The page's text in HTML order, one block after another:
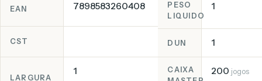
EAN 7898583260408
CST
PESO
LIQUIDO
1
DUN 1
LARGURA
1
CAIXA
200 jogos